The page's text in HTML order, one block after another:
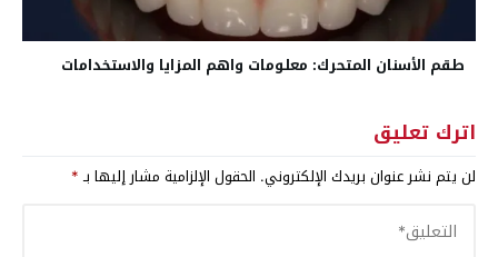
طقم الأسنان المتحرك: معلومات واهم المزايا والاستخدامات
اترك تعليق
لن يتم نشر عنوان بريدك الإلكتروني. الحقول الإلزامية مشار إليها بـ*